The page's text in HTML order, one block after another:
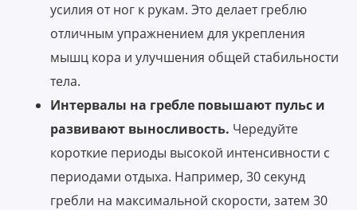
усилия от ног к рукам. Это делает греблю
отличным упражнением для укрепления
мышц кора и улучшения общей стабильности
тела.
Интервалы на гребле повышают пульс и
развивают выносливость. Чередуйте
короткие периоды высокой интенсивности с
периодами отдыха. Например, 30 секунд
гребли на максимальной скорости, затем 30